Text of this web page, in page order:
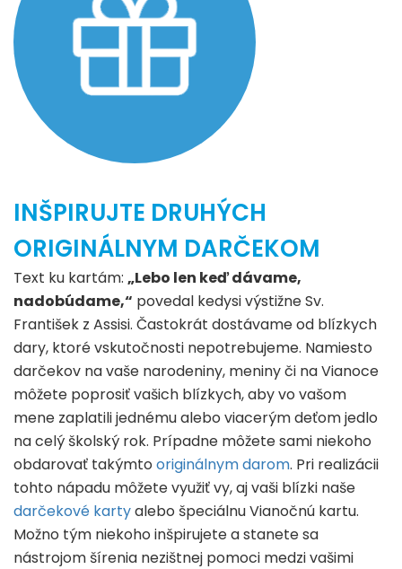
INŠPIRUJTE DRUHÝCH
ORIGINÁLNYM DARČEKOM
Text ku kartám: „Lebo len keď dávame,
nadobúdame,“ povedal kedysi výstižne Sv.
František z Assisi. Častokrát dostávame od blízkych
dary, ktoré vskutočnosti nepotrebujeme. Namiesto
darčekov na vaše narodeniny, meniny či na Vianoce
môžete poprosiť vašich blízkych, aby vo vašom
mene zaplatili jednému alebo viacerým deťom jedlo
na celý školský rok. Prípadne môžete sami niekoho
obdarovať takýmto originálnym darom. Pri realizácii
tohto nápadu môžete využiť vy, aj vaši blízki naše
darčekové kartyalebo špeciálnu Vianočnú kartu.
Možno tým niekoho inšpirujete a stanete sa
nástrojom šírenia nezištnej pomoci medzi vašimi